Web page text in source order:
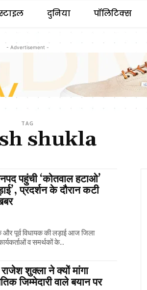
दुनिया पॉलिटिक्स
- Advertisement -
TAG
shukla
पहुंची ‘कोतवाल हटाओ’
प्रदर्शन के दौरान कटी
पूर्व विधायक की लड़ाई आज जिला
व समर्थकों के...
शुक्ला ने क्यों मांगा
जिम्मेदारी वाले बयान पर